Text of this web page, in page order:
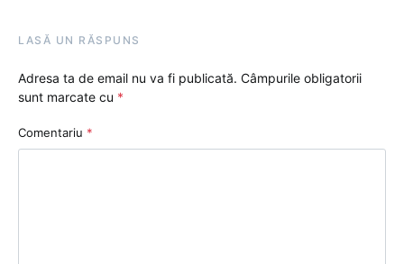
LASĂ UN RĂSPUNS
Adresa ta de email nu va fi publicată. Câmpurile obligatorii
sunt marcate cu *
Comentariu *